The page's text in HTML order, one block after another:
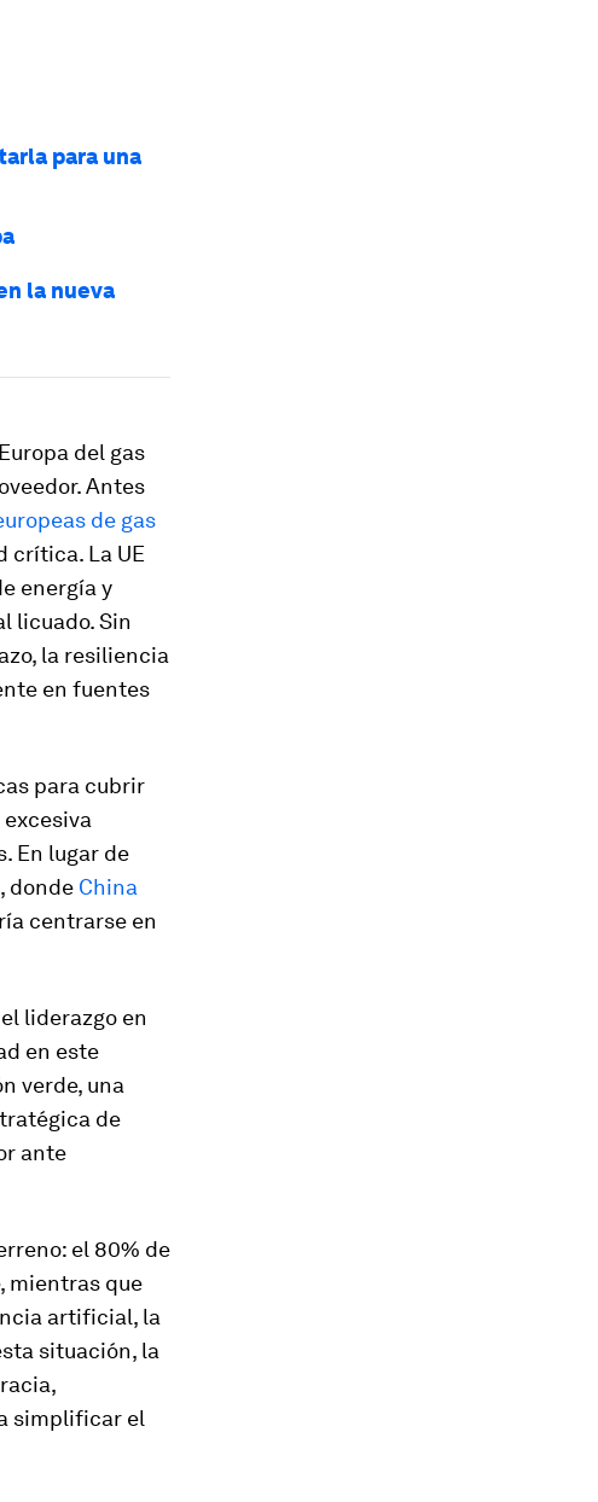
para una
la nueva
del gas
Antes
de gas
crítica. La UE
energía y
licuado. Sin
la resiliencia
en fuentes
para cubrir
En lugar de
donde China
centrarse en
liderazgo en
en este
verde, una
de
ante
el 80% de
mientras que
artificial, la
situación, la
simplificar el